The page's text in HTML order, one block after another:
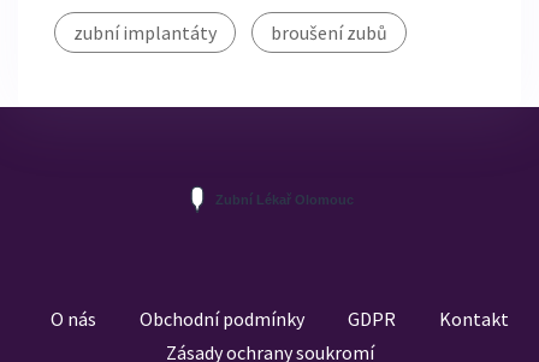
zubní implantáty broušení zubů
O nás Obchodní podmínky GDPR
Kontakt
Zásady ochrany soukromí